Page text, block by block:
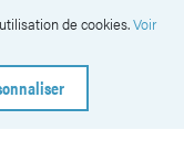
de cookies.Voir